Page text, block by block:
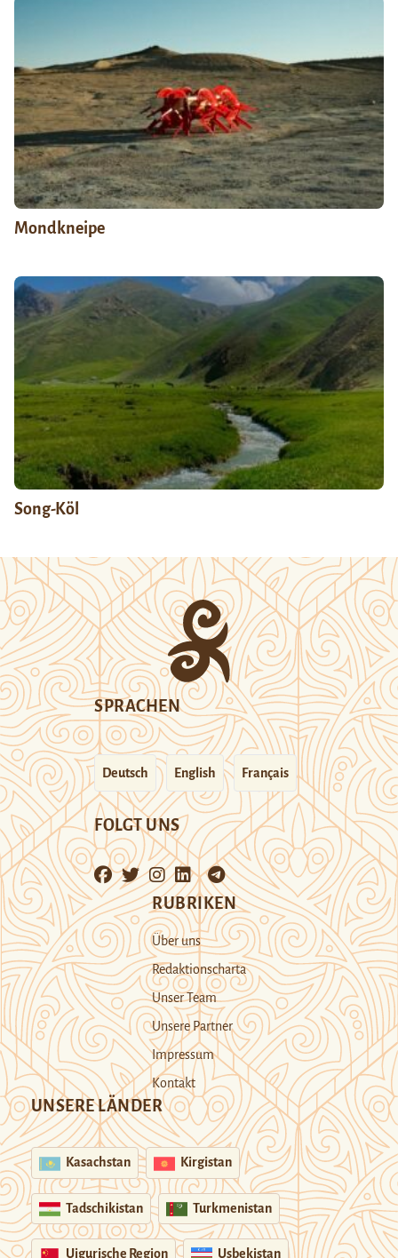
Mondkneipe
Song-Köl
SPRACHEN
Deutsch English Français
FOLGT UNS
RUBRIKEN
Über uns
Redaktionscharta
Unser Team
Unsere Partner
Impressum
Kontakt
UNSERE LÄNDER
Kasachstan Kirgistan
Tadschikistan Turkmenistan
Uigurische Region Usbekistan